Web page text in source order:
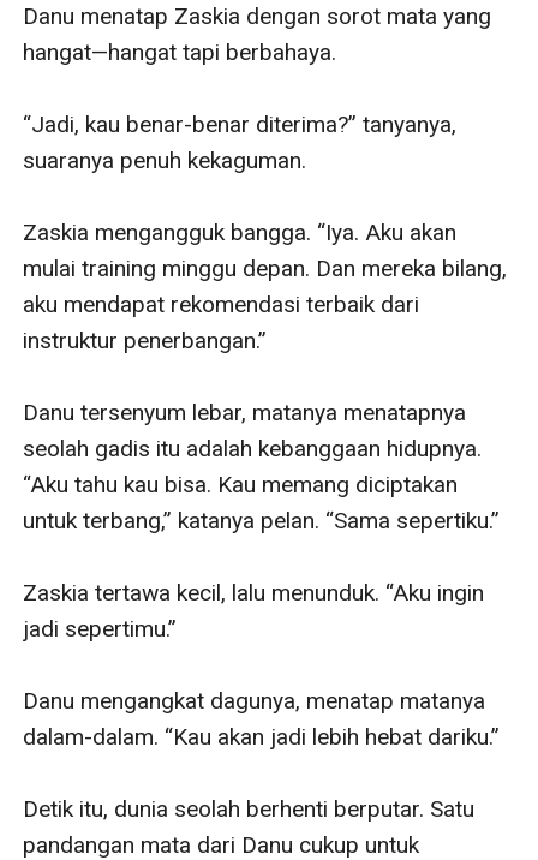
Danu menatap Zaskia dengan sorot mata yang
hangat—hangat tapi berbahaya.
“Jadi, kau benar-benar diterima?” tanyanya,
suaranya penuh kekaguman.
Zaskia mengangguk bangga. “Iya. Aku akan
mulai training minggu depan. Dan mereka bilang,
aku mendapat rekomendasi terbaik dari
instruktur penerbangan.”
Danu tersenyum lebar, matanya menatapnya
seolah gadis itu adalah kebanggaan hidupnya.
“Aku tahu kau bisa. Kau memang diciptakan
untuk terbang,” katanya pelan. “Sama sepertiku.”
Zaskia tertawa kecil, lalu menunduk. “Aku ingin
jadi sepertimu.”
Danu mengangkat dagunya, menatap matanya
dalam-dalam. “Kau akan jadi lebih hebat dariku.”
Detik itu, dunia seolah berhenti berputar. Satu
pandangan mata dari Danu cukup untuk